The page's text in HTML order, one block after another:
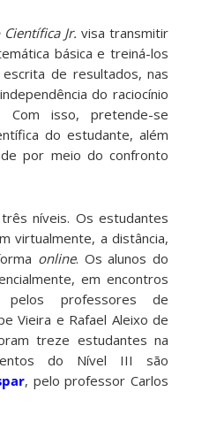
Jr. visa transmitir
básica e treiná-los
de resultados, nas
do raciocínio
Com isso, pretende-se
do estudante, além
por meio do confronto
níveis. Os estudantes
virtualmente, a distância,
online. Os alunos do
em encontros
pelos professores de
Vieira e Rafael Aleixo de
treze estudantes na
do Nível III são
, pelo professor Carlos